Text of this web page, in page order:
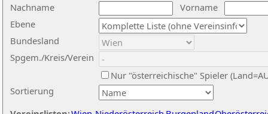
Nachname
Vorname
Ebene
Sortierung
Bundesland
Spgem./Kreis/Verein
Nur "österreichische" Spieler